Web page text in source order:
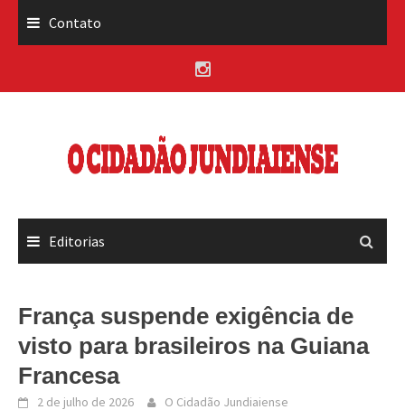
Contato
Editorias
França suspende exigência de
visto para brasileiros na Guiana
Francesa
2 de julho de 2026 O Cidadão Jundiaiense